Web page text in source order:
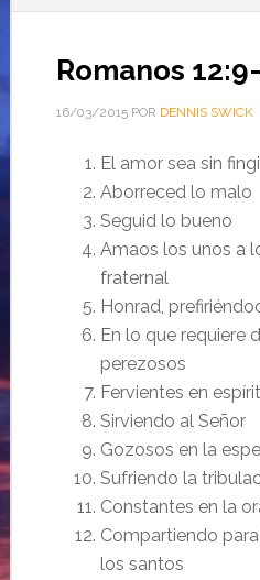
Romanos
16/03/2015POR DENNIS SWICK
El amor sea sin
Aborreced lo malo
Seguid lo bueno
Amaos los unos a
fraternal
Honrad,
En lo que requiere
perezosos
Fervientes en
Sirviendo al Señor
Gozosos en la
Sufriendo la
Constantes en la
Compartiendo
los santos